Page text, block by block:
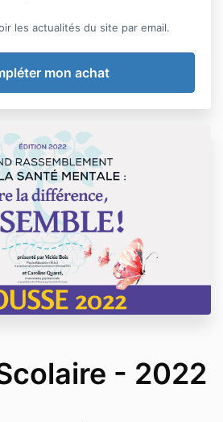
les actualités du site par email.
- 2022